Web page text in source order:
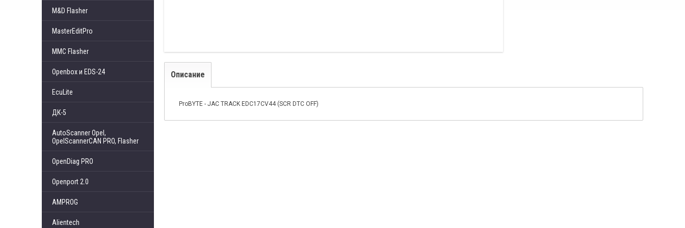
M&D Flasher
MasterEditPro
MMC Flasher
Openbox и EDS-24
EcuLite
ДК-5
AutoScanner Opel,
OpelScannerCAN PRO, Flasher
OpenDiag PRO
Openport 2.0
AMPROG
Alientech
Описание
ProBYTE - JAC TRACK EDC17CV44 (SCR DTC OFF)